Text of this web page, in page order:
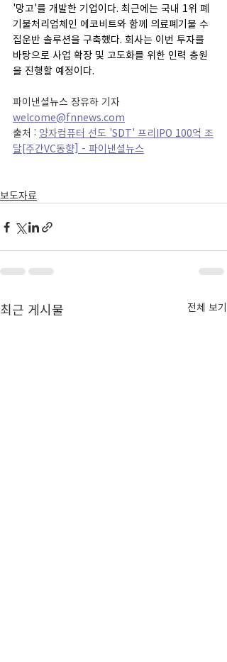
'망고'를 개발한 기업이다. 최근에는 국내 1위 폐
기물처리업체인 에코비트와 함께 의료폐기물 수
집운반 솔루션을 구축했다. 회사는 이번 투자를
바탕으로 사업 확장 및 고도화를 위한 인력 충원
을 진행할 예정이다.
파이낸셜뉴스 장유하 기자
welcome@fnnews.com
출처 : 양자컴퓨터 선도 'SDT' 프리IPO 100억 조
달[주간VC동향] - 파이낸셜뉴스
보도자료
최근 게시물 전체 보기